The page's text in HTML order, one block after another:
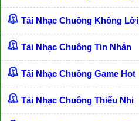
Tải Nhạc Chuông Không Lời
Tải Nhạc Chuông Tin Nhắn
Tải Nhạc Chuông Game Hot
Tải Nhạc Chuông Thiếu Nhi